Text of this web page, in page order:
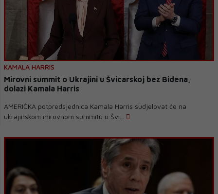
KAMALA HARRIS
Mirovni summit o Ukrajini u Švicarskoj bez Bidena,
dolazi Kamala Harris
AMERIČKA potpredsjednica Kamala Harris sudjelovat će na
ukrajinskom mirovnom summitu u Švi...